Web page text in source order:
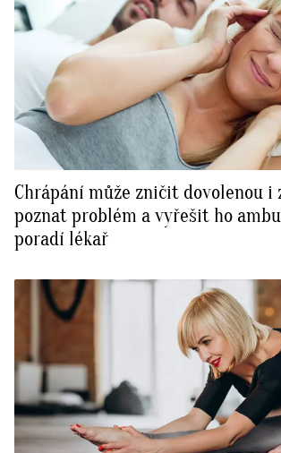
Chrápání může zničit dovolenou i
poznat problém a vyřešit ho
poradí lékař